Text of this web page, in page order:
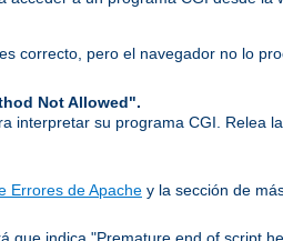
correcto, pero el navegador no lo
Not Allowed".
interpretar su programa CGI. Relea
Errores de Apache y la sección de